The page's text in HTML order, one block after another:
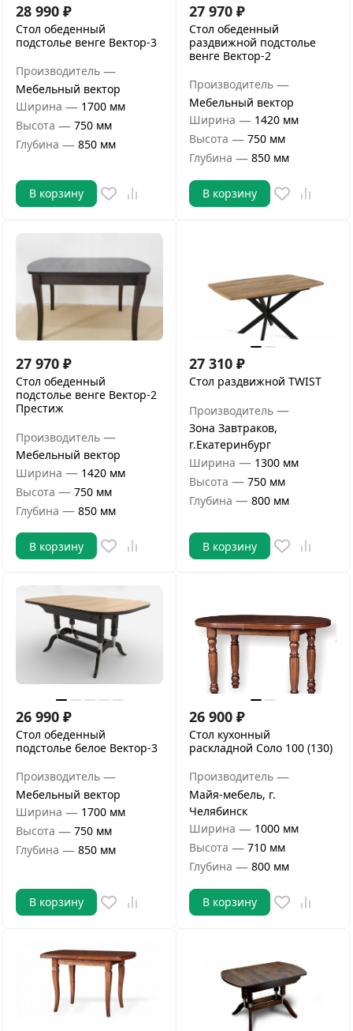
28 990 ₽
Стол обеденный
подстолье венге Вектор-3
Производитель —
Мебельный вектор
Ширина — 1700 мм
Высота — 750 мм
Глубина — 850 мм
В корзину
27 970 ₽
Стол обеденный
раздвижной подстолье
венге Вектор-2
Производитель —
Мебельный вектор
Ширина — 1420 мм
Высота — 750 мм
Глубина — 850 мм
В корзину
27 970 ₽
Стол обеденный
подстолье венге Вектор-2
Престиж
Производитель —
Мебельный вектор
Ширина — 1420 мм
Высота — 750 мм
Глубина — 850 мм
В корзину
27 310 ₽
Стол раздвижной TWIST
Производитель —
Зона Завтраков,
г.Екатеринбург
Ширина — 1300 мм
Высота — 750 мм
Глубина — 800 мм
В корзину
26 990 ₽
Стол обеденный
подстолье белое Вектор-3
Производитель —
Мебельный вектор
Ширина — 1700 мм
Высота — 750 мм
Глубина — 850 мм
В корзину
26 900 ₽
Стол кухонный
раскладной Соло 100 (130)
Производитель —
Майя-мебель, г.
Челябинск
Ширина — 1000 мм
Высота — 710 мм
Глубина — 800 мм
В корзину